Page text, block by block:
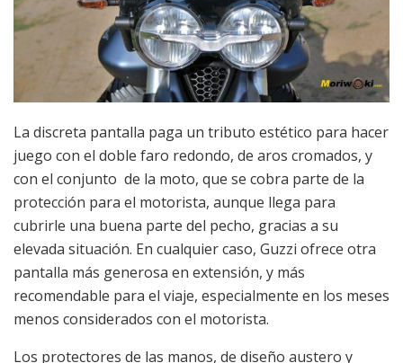
La discreta pantalla paga un tributo estético para hacer
juego con el doble faro redondo, de aros cromados, y
con el conjunto de la moto, que se cobra parte de la
protección para el motorista, aunque llega para
cubrirle una buena parte del pecho, gracias a su
elevada situación. En cualquier caso, Guzzi ofrece otra
pantalla más generosa en extensión, y más
recomendable para el viaje, especialmente en los meses
menos considerados con el motorista.
Los protectores de las manos, de diseño austero y